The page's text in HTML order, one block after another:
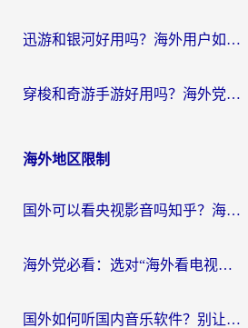
迅游和银河好用吗？海外用户如何选择回国加速器实现无缝访问国内资源
穿梭和奇游手游好用吗？海外党亲测3款回国加速器，附蜜蜂加速器七天试用攻略
海外地区限制
国外可以看央视影音吗知乎？海外党亲测有效的回国加速方案
海外党必看：选对“海外看电视剧软件”，再也不用愁国内剧刷不了
国外如何听国内音乐软件？别让地域限制，断了你的中文歌单